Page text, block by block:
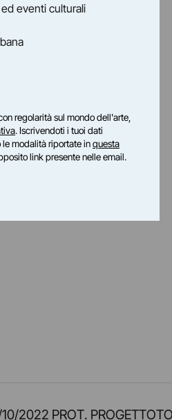
2022 PROT.
eventi culturali
regolarità sul mondo dell'arte,
. Iscrivendoti i tuoi dati
modalità riportate inquesta
link presente nelle email.